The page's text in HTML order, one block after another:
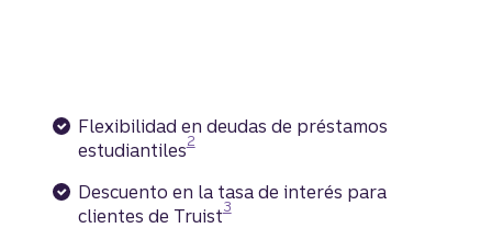
Flexibilidad en deudas de préstamos
estudiantiles
Divulgación
2
Descuento en la tasa de interés para
clientes de Truist
Divulgación
3